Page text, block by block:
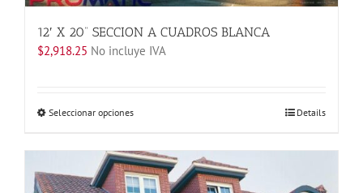
de
producto
12′ X 20” SECCION A CUADROS BLANCA
$2,918.25 No incluye IVA
Seleccionar opcionesEste
tiene
múltiples
variantes.
Details